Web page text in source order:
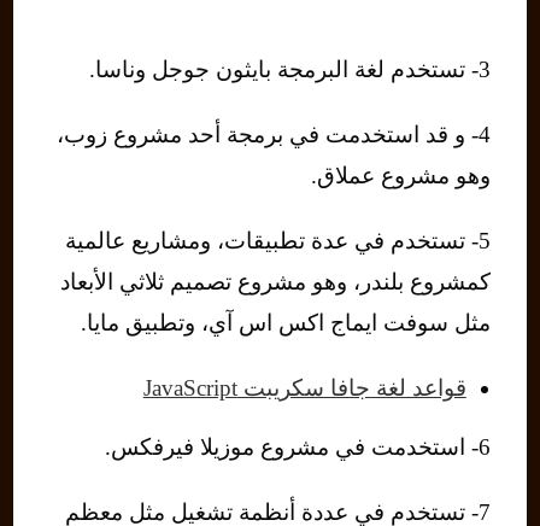
3- تستخدم لغة البرمجة بايثون جوجل وناسا.
4- و قد استخدمت في برمجة أحد مشروع زوب،
وهو مشروع عملاق.
5- تستخدم في عدة تطبيقات، ومشاريع عالمية
كمشروع بلندر، وهو مشروع تصميم ثلاثي الأبعاد
مثل سوفت ايماج اكس اس آي، وتطبيق مايا.
قواعد لغة جافا سكريبت JavaScript
6- استخدمت في مشروع موزيلا فيرفكس.
7- تستخدم في عددة أنظمة تشغيل مثل معظم